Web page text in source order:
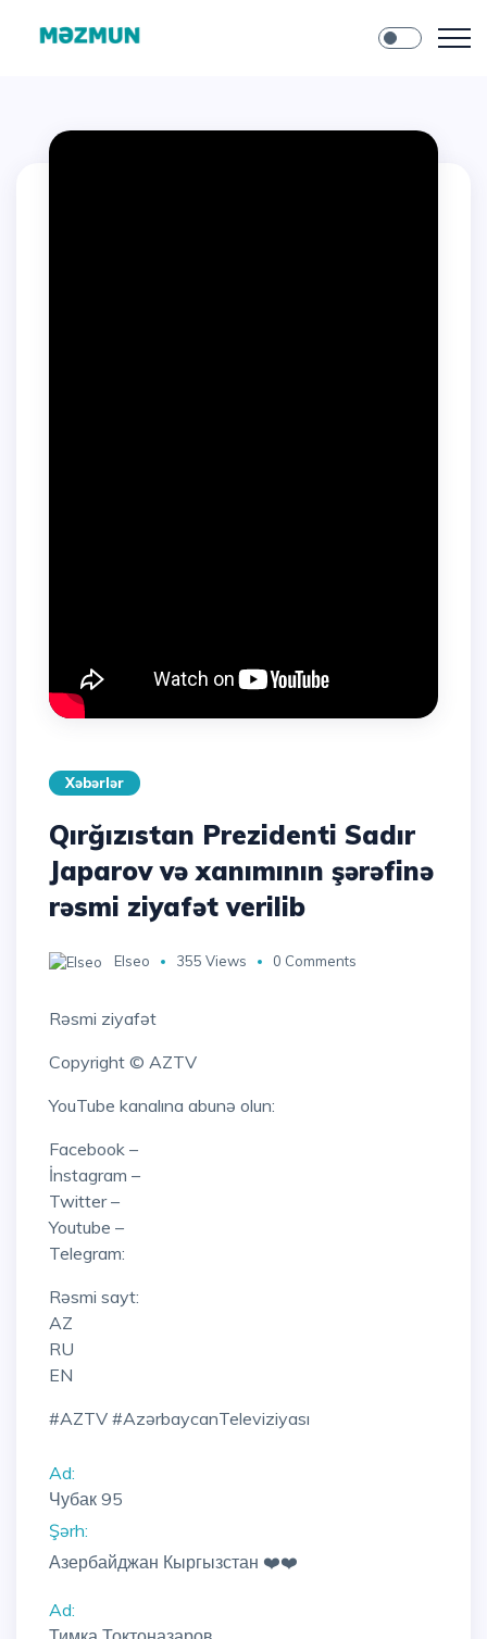
Xəbərlər
Qırğızıstan Prezidenti Sadır
Japarov və xanımının şərəfinə
rəsmi ziyafət verilib
Elseo 355 Views 0 Comments
Rəsmi ziyafət
Copyright © AZTV
YouTube kanalına abunə olun:
Facebook –
İnstagram –
Twitter –
Youtube –
Telegram:
Rəsmi sayt:
AZ
RU
EN
#AZTV #AzərbaycanTeleviziyası
Ad:
Чубак 95
Şərh:
Азербайджан Кыргызстан ❤️❤️
Ad: